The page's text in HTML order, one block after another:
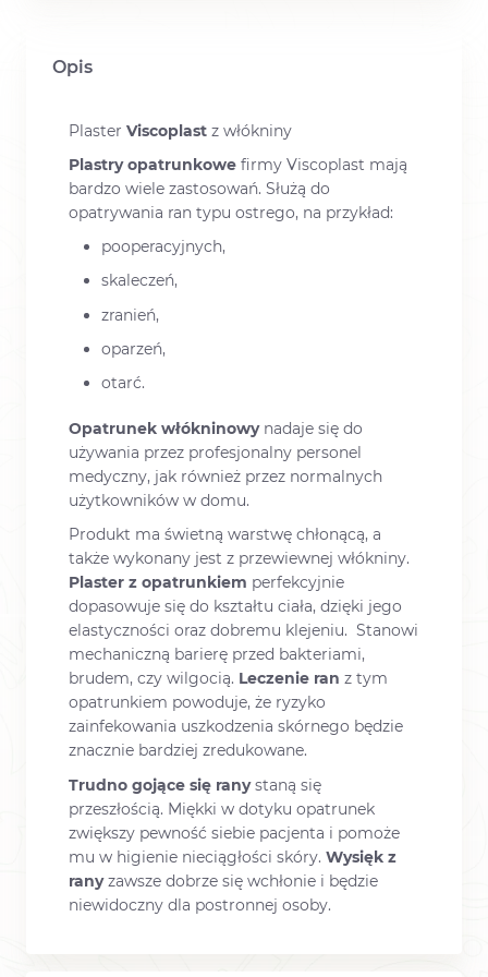
Opis
Plaster Viscoplast z włókniny
Plastry opatrunkowe firmy Viscoplast mają
bardzo wiele zastosowań. Służą do
opatrywania ran typu ostrego, na przykład:
pooperacyjnych,
skaleczeń,
zranień,
oparzeń,
otarć.
Opatrunek włókninowy nadaje się do
używania przez profesjonalny personel
medyczny, jak również przez normalnych
użytkowników w domu.
Produkt ma świetną warstwę chłonącą, a
także wykonany jest z przewiewnej włókniny.
Plaster z opatrunkiem perfekcyjnie
dopasowuje się do kształtu ciała, dzięki jego
elastyczności oraz dobremu klejeniu. Stanowi
mechaniczną barierę przed bakteriami,
brudem, czy wilgocią. Leczenie ran z tym
opatrunkiem powoduje, że ryzyko
zainfekowania uszkodzenia skórnego będzie
znacznie bardziej zredukowane.
Trudno gojące się ranystaną się
przeszłością. Miękki w dotyku opatrunek
zwiększy pewność siebie pacjenta i pomoże
mu w higienie nieciągłości skóry. Wysięk z
ranyzawsze dobrze się wchłonie i będzie
niewidoczny dla postronnej osoby.